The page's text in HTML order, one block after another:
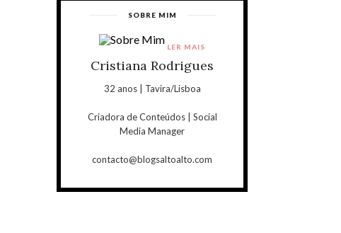
SOBRE MIM
Cristiana Rodrigues
32 anos | Tavira/Lisboa
Criadora de Conteúdos | Social
Media Manager
contacto@blogsaltoalto.com
LER MAIS